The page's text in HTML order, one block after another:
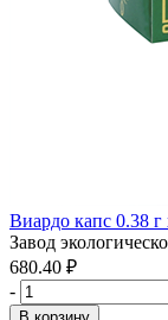
Виардо капс 0.38 г
Завод
680.40 ₽
-